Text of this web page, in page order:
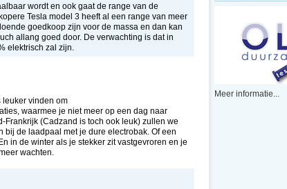
wordt en ook gaat de range van de
Tesla model 3 heeft al een range van meer
goedkoop zijn voor de massa en dan kan
allang goed door. De verwachting is dat in
elektrisch zal zijn.
leuker vinden om
waarmee je niet meer op een dag naar
Frankrijk (Cadzand is toch ook leuk) zullen we
de laadpaal met je dure electrobak. Of een
in de winter als je stekker zit vastgevroren en je
wachten.
Meer informatie...